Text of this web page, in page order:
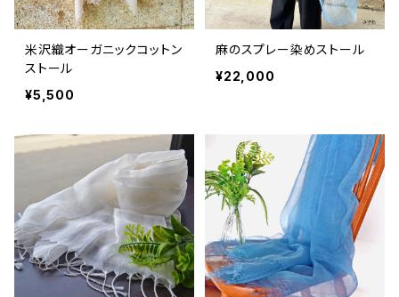
米沢織オーガニックコットン
ストール
¥5,500
麻のスプレー染めストール
¥22,000